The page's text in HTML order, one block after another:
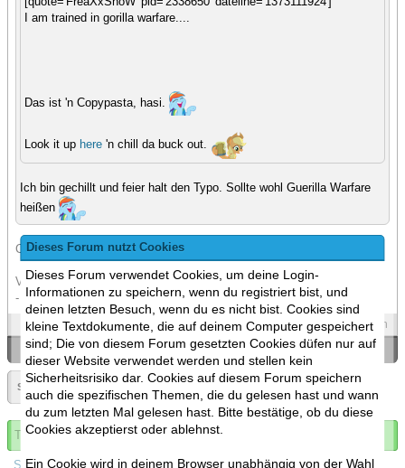
Dieses Forum nutzt Cookies
Dieses Forum verwendet Cookies, um deine Login-
Informationen zu speichern, wenn du registriert bist, und
deinen letzten Besuch, wenn du es nicht bist. Cookies sind
kleine Textdokumente, die auf deinem Computer gespeichert
sind; Die von diesem Forum gesetzten Cookies düfen nur auf
dieser Website verwendet werden und stellen kein
Sicherheitsrisiko dar. Cookies auf diesem Forum speichern
auch die spezifischen Themen, die du gelesen hast und wann
du zum letzten Mal gelesen hast. Bitte bestätige, ob du diese
Cookies akzeptierst oder ablehnst.
Ein Cookie wird in deinem Browser unabhängig von der Wahl
I am trained in gorilla warfare....
Das ist 'n Copypasta, hasi.
Look it up here 'n chill da buck out.
Ich bin gechillt und feier halt den Typo. Sollte wohl Guerilla Warfare
heißen
Call of Duty: Gorilla Warfare
Verfügbare DLC's: - The rustling.
- Jimmie Annihilator
Spoilers Zitieren
«Ein Thema zurück|Ein Thema vor»
Seite:
Thema abonnieren
Spoilers